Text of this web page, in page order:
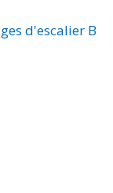
d'escalier B